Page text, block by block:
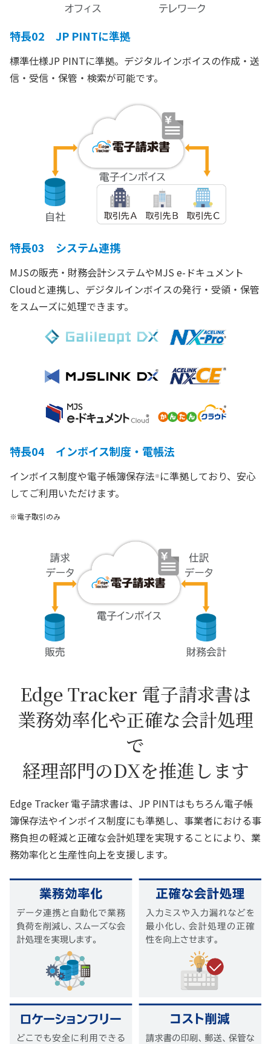
特長02 JP PINTに準拠
標準仕様JP PINTに準拠。デジタルインボイスの作成・送
信・受信・保管・検索が可能です。
特長03 システム連携
MJSの販売・財務会計システムやMJS e-ドキュメント
Cloudと連携し、デジタルインボイスの発行・受領・保管
をスムーズに処理できます。
特長04 インボイス制度・電帳法
インボイス制度や電子帳簿保存法※ に準拠しており、安心
してご利用いただけます。
※電子取引のみ
Edge Tracker 電子請求書は
業務効率化や正確な会計処理
で
経理部門のDXを推進します
Edge Tracker 電子請求書は、JP PINTはもちろん電子帳
簿保存法やインボイス制度にも準拠し、事業者における事
務負担の軽減と正確な会計処理を実現することにより、業
務効率化と生産性向上を支援します。